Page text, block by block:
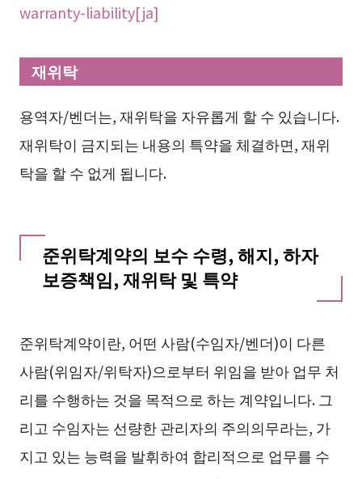
warranty-liability[ja]
재위탁
용역자/벤더는, 재위탁을 자유롭게 할 수 있습니다.
재위탁이 금지되는 내용의 특약을 체결하면, 재위
탁을 할 수 없게 됩니다.
준위탁계약의 보수 수령, 해지, 하자
보증책임, 재위탁 및 특약
준위탁계약이란, 어떤 사람(수임자/벤더)이 다른
사람(위임자/위탁자)으로부터 위임을 받아 업무 처
리를 수행하는 것을 목적으로 하는 계약입니다. 그
리고 수임자는 선량한 관리자의 주의의무라는, 가
지고 있는 능력을 발휘하여 합리적으로 업무를 수